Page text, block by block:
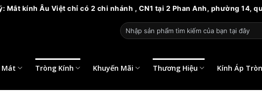
Âu Việt chỉ có 2 chi nhánh , CN1 tại 2 Phan Anh, phường 14, quận 6.
Tìm
kiếm:
Mát Tròng Kính Khuyến Mãi Thương Hiệu Kính Áp